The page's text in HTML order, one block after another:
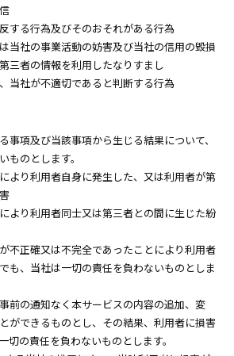
する行為及びそのおそれがある行為
当社の事業活動の妨害及び当社の信用の毀損
三者の情報を利用したなりすまし
当社が不適切であると判断する行為
事項及び当該事項から生じる結果について、
ものとします。
より利用者自身に発生した、又は利用者が第
より利用者同士又は第三者との間に生じた紛
不正確又は不完全であったことにより利用者
も、当社は一切の責任を負わないものとしま
前の通知なく本サービスの内容の追加、変
ができるものとし、その結果、利用者に損害
切の責任を負わないものとします。